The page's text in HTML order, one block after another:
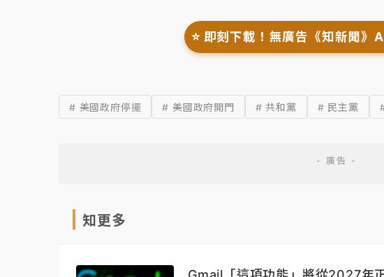
⭐️ 即刻下載！無廣告《知新聞》
# 美國政府停擺 # 美國政府開門 # 共和黨 # 民主黨
知更多